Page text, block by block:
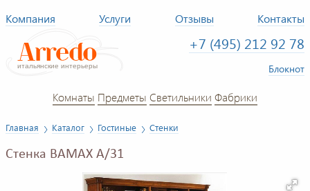
Компания Услуги Отзывы Контакты
+7 (495) 212 92 78
Блокнот
Комнаты Предметы Светильники Фабрики
Главная Каталог Гостиные Стенки
Стенка BAMAX A/31